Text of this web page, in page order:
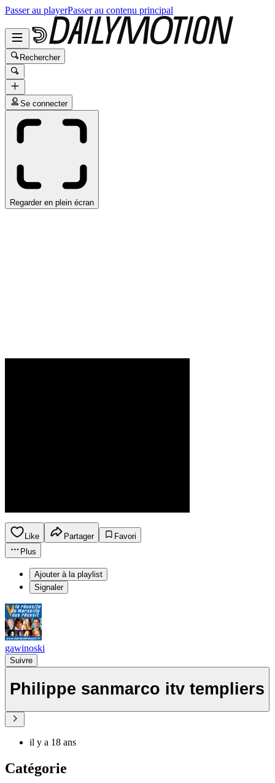
Passer au playerPasser au contenu principal
Rechercher
Se connecter
Regarder en plein écran
Like Partager
Favori
Plus
Ajouter à la playlist
Signaler
gawinoski
Suivre
Philippe sanmarco itv templiers
il y a 18 ans
Catégorie